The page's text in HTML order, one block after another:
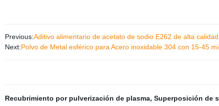
Previous:Aditivo alimentario de acetato de sodio E262 de alta calidad
Next:Polvo de Metal esférico para Acero inoxidable 304 con 15-45
Recubrimiento por pulverización de plasma, Superposición de